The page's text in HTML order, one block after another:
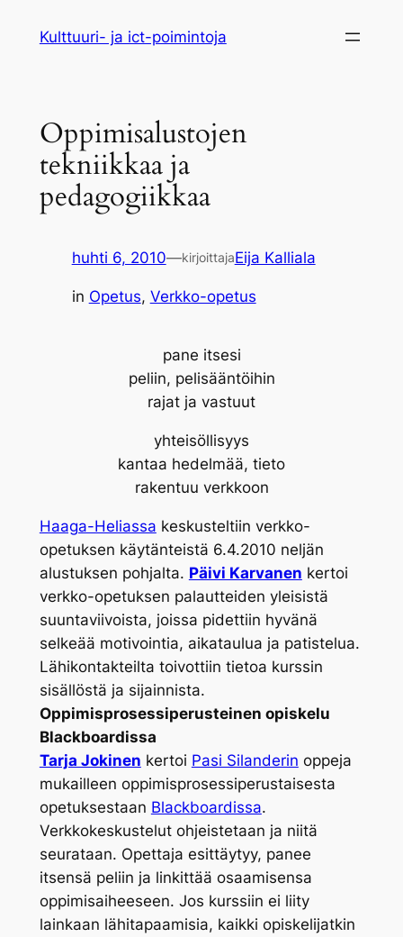
sisältöön
Kulttuuri- ja ict-poimintoja
Oppimisalustojen
tekniikkaa ja
pedagogiikkaa
huhti 6, 2010—kirjoittajaEija Kalliala
in Opetus, Verkko-opetus
pane itsesi
peliin, pelisääntöihin
rajat ja vastuut
yhteisöllisyys
kantaa hedelmää, tieto
rakentuu verkkoon
Haaga-Heliassa keskusteltiin verkko-
opetuksen käytänteistä 6.4.2010 neljän
alustuksen pohjalta. Päivi Karvanen kertoi
verkko-opetuksen palautteiden yleisistä
suuntaviivoista, joissa pidettiin hyvänä
selkeää motivointia, aikataulua ja patistelua.
Lähikontakteilta toivottiin tietoa kurssin
sisällöstä ja sijainnista.
Oppimisprosessiperusteinen opiskelu
Blackboardissa
Tarja Jokinen kertoi Pasi Silanderin oppeja
mukailleen oppimisprosessiperustaisesta
opetuksestaan Blackboardissa.
Verkkokeskustelut ohjeistetaan ja niitä
seurataan. Opettaja esittäytyy, panee
itsensä peliin ja linkittää osaamisensa
oppimisaiheeseen. Jos kurssiin ei liity
lainkaan lähitapaamisia, kaikki opiskelijatkin